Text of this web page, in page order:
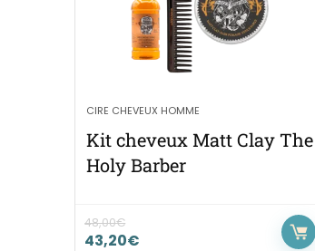
CIRE CHEVEUX HOMME
Kit cheveux Matt Clay The
Holy Barber
48,00€
43,20€